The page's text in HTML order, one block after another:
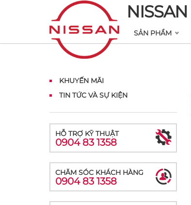
SẢN PHẨM
KHUYẾN MÃI
TIN TỨC VÀ SỰ KIỆN
HỖ TRỢ KỸ THUẬT
0904 83 1358
CHĂM SÓC KHÁCH HÀNG
0904 83 1358